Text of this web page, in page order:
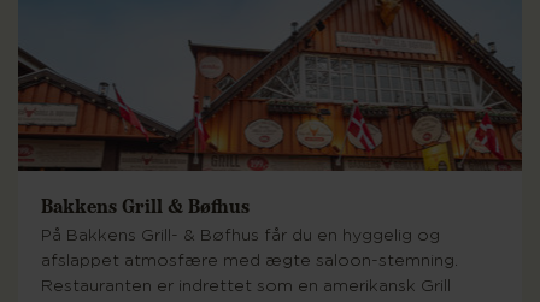
Bakkens Grill & Bøfhus
På Bakkens Grill- & Bøfhus får du en hyggelig og
afslappet atmosfære med ægte saloon-stemning.
Restauranten er indrettet som en amerikansk Grill